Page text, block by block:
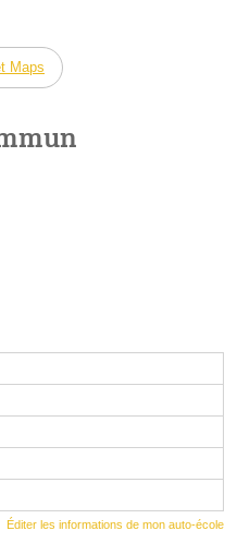
Maps
Éditer les informations de mon auto-école